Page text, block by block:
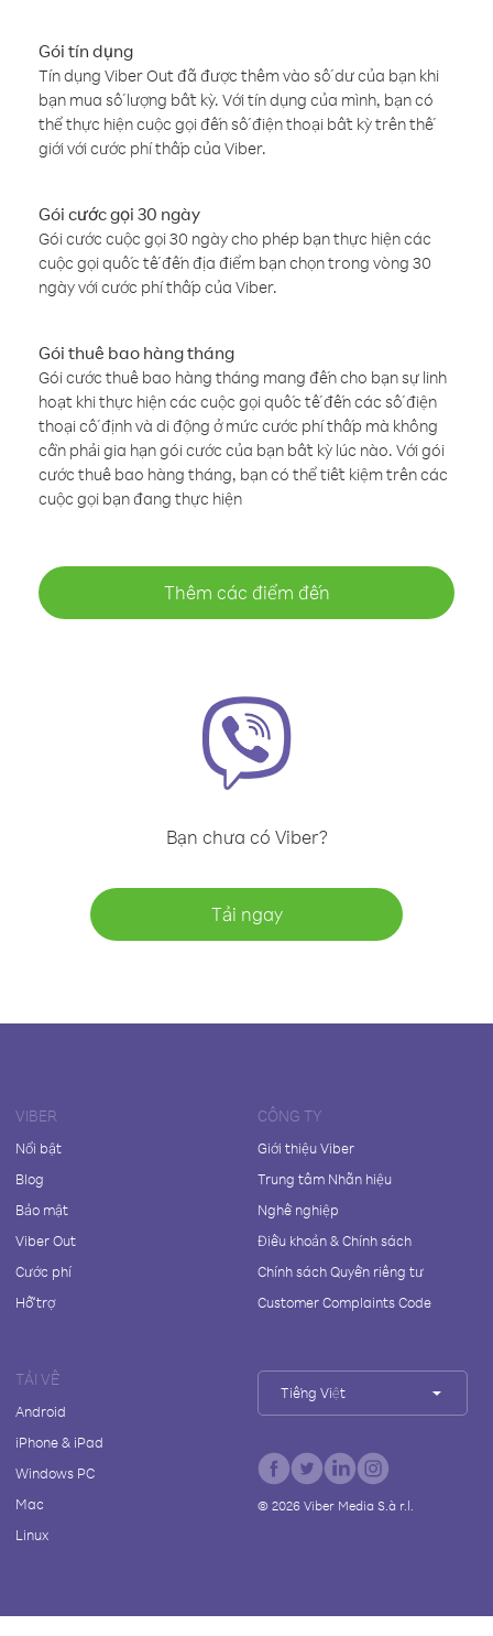
Gói tín dụng
Tín dụng Viber Out đã được thêm vào số dư của bạn khi
bạn mua số lượng bất kỳ. Với tín dụng của mình, bạn có
thể thực hiện cuộc gọi đến số điện thoại bất kỳ trên thế
giới với cước phí thấp của Viber.
Gói cước gọi 30 ngày
Gói cước cuộc gọi 30 ngày cho phép bạn thực hiện các
cuộc gọi quốc tế đến địa điểm bạn chọn trong vòng 30
ngày với cước phí thấp của Viber.
Gói thuê bao hàng tháng
Gói cước thuê bao hàng tháng mang đến cho bạn sự linh
hoạt khi thực hiện các cuộc gọi quốc tế đến các số điện
thoại cố định và di động ở mức cước phí thấp mà không
cần phải gia hạn gói cước của bạn bất kỳ lúc nào. Với gói
cước thuê bao hàng tháng, bạn có thể tiết kiệm trên các
cuộc gọi bạn đang thực hiện
Thêm các điểm đến
Bạn chưa có Viber?
Tải ngay
VIBER
Nổi bật
Blog
Bảo mật
Viber Out
Cước phí
Hỗ trợ
CÔNG TY
Giới thiệu Viber
Trung tâm Nhãn hiệu
Nghề nghiệp
Điều khoản & Chính sách
Chính sách Quyền riêng tư
Customer Complaints Code
TẢI VỀ
Android
iPhone & iPad
Windows PC
Mac
Linux
Tiếng Việt
© 2026Viber Media S.à r.l.